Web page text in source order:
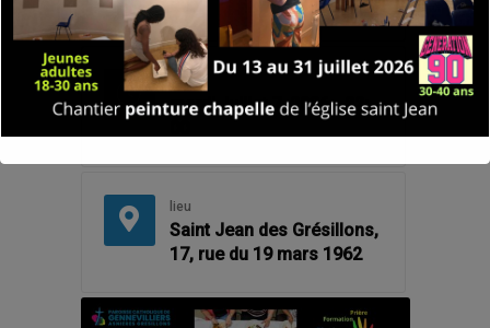
Fin
mardi, juillet 7, 2026 - 22:
lieu
Saint Jean des Grésillons,
17, rue du 19 mars 1962